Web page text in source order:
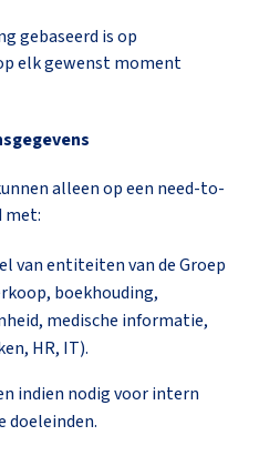
gebaseerd is op
elk gewenst moment
alleen op een need-to-
met:
van entiteiten van de Groep
boekhouding,
medische informatie,
HR, IT).
indien nodig voor intern
doeleinden.